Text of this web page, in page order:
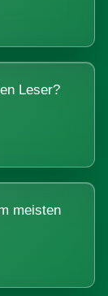
Leser?
meisten